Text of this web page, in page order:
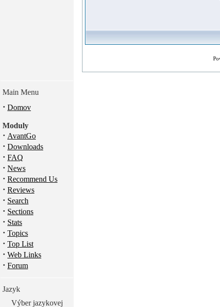
Main Menu
· Domov
Moduly
· AvantGo
· Downloads
· FAQ
· News
· Recommend Us
· Reviews
· Search
· Sections
· Stats
· Topics
· Top List
· Web Links
· Forum
Jazyk
Výber jazykovej